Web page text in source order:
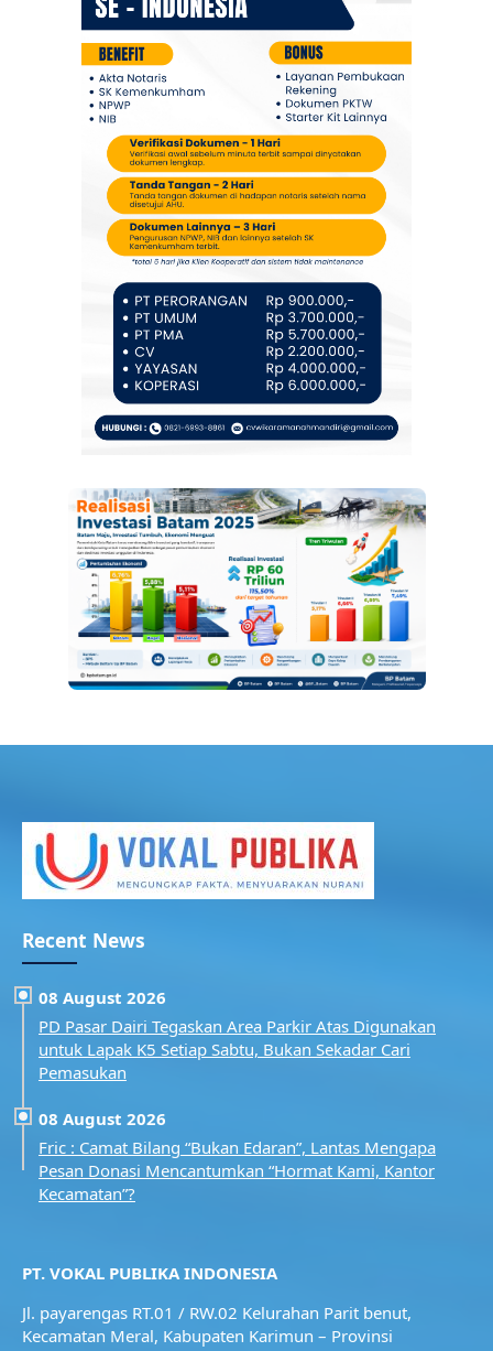
Recent News
08 August 2026
PD Pasar Dairi Tegaskan Area Parkir Atas Digunakan
untuk Lapak K5 Setiap Sabtu, Bukan Sekadar Cari
Pemasukan
08 August 2026
Fric : Camat Bilang “Bukan Edaran”, Lantas Mengapa
Pesan Donasi Mencantumkan “Hormat Kami, Kantor
Kecamatan”?
PT. VOKAL PUBLIKA INDONESIA
Jl. payarengas RT.01 / RW.02 Kelurahan Parit benut,
Kecamatan Meral, Kabupaten Karimun – Provinsi